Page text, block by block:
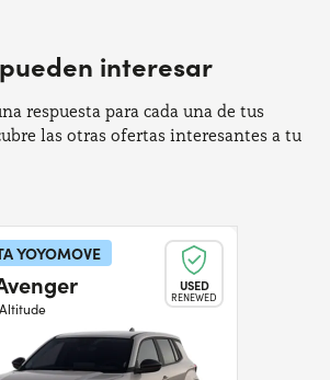
interesar
respuesta para cada una de tus
las otras ofertas interesantes a tu
YOYOMOVE
USED
RENEWED
Altitude